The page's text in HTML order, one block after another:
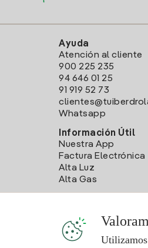
Ayuda
Atención al cliente
900 225 235
94 646 01 25
91 919 52 73
Whatsapp
Información Útil
Nuestra App
Factura Electrónica
Alta Luz
Alta Gas
Utilizamos